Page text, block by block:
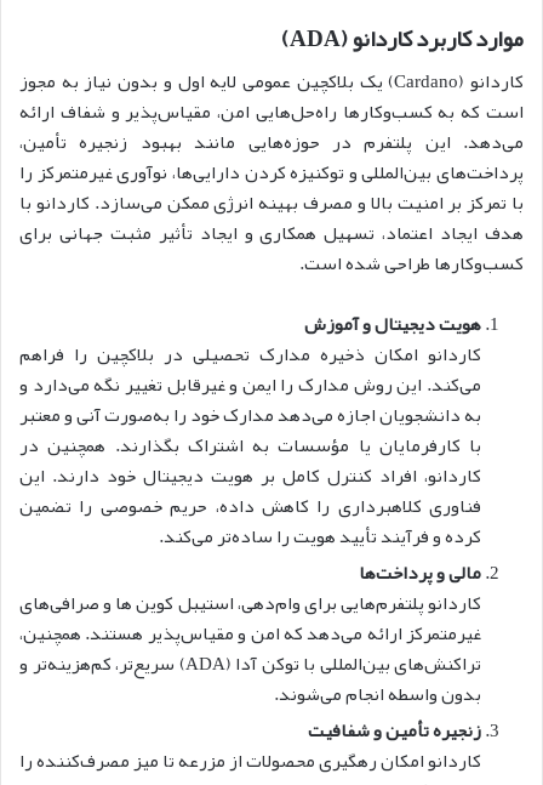
موارد کاربرد کاردانو (ADA)
کاردانو (Cardano) یک بلاکچین عمومی لایه اول و بدون نیاز به مجوز
است که به کسب‌وکارها راه‌حل‌هایی امن، مقیاس‌پذیر و شفاف ارائه
می‌دهد. این پلتفرم در حوزه‌هایی مانند بهبود زنجیره تأمین،
پرداخت‌های بین‌المللی و توکنیزه کردن دارایی‌ها، نوآوری غیرمتمرکز را
با تمرکز بر امنیت بالا و مصرف بهینه انرژی ممکن می‌سازد. کاردانو با
هدف ایجاد اعتماد، تسهیل همکاری و ایجاد تأثیر مثبت جهانی برای
کسب‌وکارها طراحی شده است.
هویت دیجیتال و آموزش
کاردانو امکان ذخیره مدارک تحصیلی در بلاکچین را فراهم
می‌کند. این روش مدارک را ایمن و غیرقابل تغییر نگه می‌دارد و
به دانشجویان اجازه می‌دهد مدارک خود را به‌صورت آنی و معتبر
با کارفرمایان یا مؤسسات به اشتراک بگذارند. همچنین در
کاردانو، افراد کنترل کامل بر هویت دیجیتال خود دارند. این
فناوری کلاهبرداری را کاهش داده، حریم خصوصی را تضمین
کرده و فرآیند تأیید هویت را ساده‌تر می‌کند.
مالی و پرداخت‌ها
کاردانو پلتفرم‌هایی برای وام‌دهی، استیبل کوین ها و صرافی‌های
غیرمتمرکز ارائه می‌دهد که امن و مقیاس‌پذیر هستند. همچنین،
تراکنش‌های بین‌المللی با توکن آدا (ADA) سریع‌تر، کم‌هزینه‌تر و
بدون واسطه انجام می‌شوند.
زنجیره تأمین و شفافیت
کاردانو امکان رهگیری محصولات از مزرعه تا میز مصرف‌کننده را